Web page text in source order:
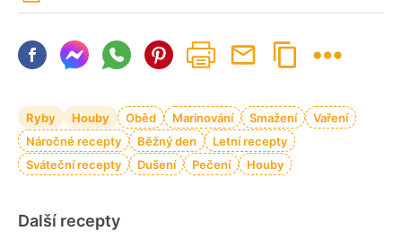
Ryby Houby Oběd Marinování Smažení
Vaření
Náročné recepty
Běžný den
Letní recepty
Sváteční recepty
Dušení Pečení Houby
Další recepty